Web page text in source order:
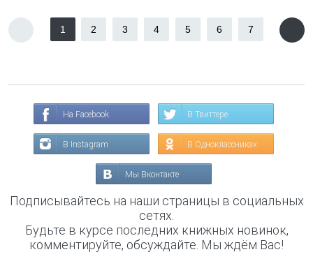
1 2 3 4 5 6 7
На Facebook В Твиттере
В Instagram В Одноклассниках
Мы Вконтакте
Подписывайтесь на наши страницы в социальных
сетях.
Будьте в курсе последних книжных новинок,
комментируйте, обсуждайте. Мы ждём Вас!